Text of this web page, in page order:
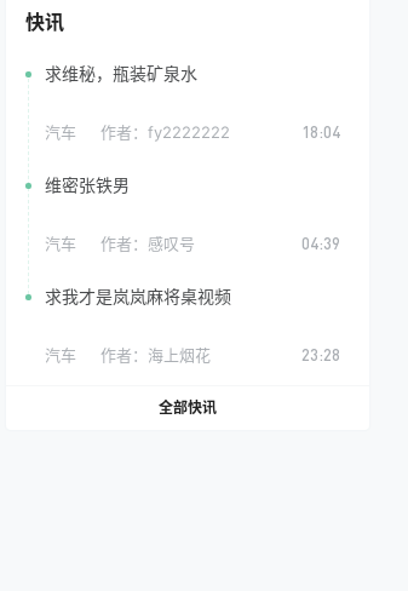
快讯
求维秘，瓶装矿泉水
汽车 作者： fy2222222 18:04
维密张铁男
汽车 作者： 感叹号 04:39
求我才是岚岚麻将桌视频
汽车 作者： 海上烟花 23:28
全部快讯